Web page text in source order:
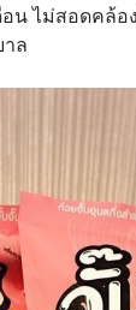
น ไม่สอดคล้อ
ล